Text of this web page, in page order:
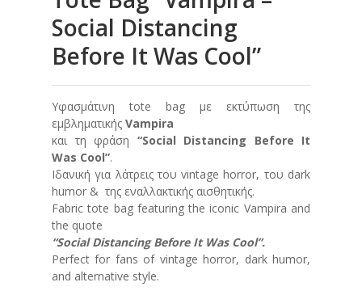
Social Distancing
Before It Was Cool”
Υφασμάτινη tote bag με εκτύπωση της
εμβληματικής Vampira
και τη φράση “Social Distancing Before It
Was Cool”.
Ιδανική για λάτρεις του vintage horror, του dark
humor & της εναλλακτικής αισθητικής.
Fabric tote bag featuring the iconic Vampira and
the quote
“Social Distancing Before It Was Cool”.
Perfect for fans of vintage horror, dark humor,
and alternative style.